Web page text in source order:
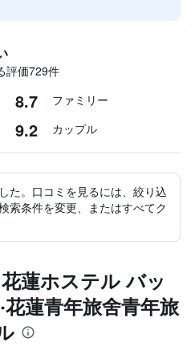
評価729​件
8.7 ファミリー
9.2 カップル
た。口コミを見るには、絞り込
索条件を変更、またはすべてク
蓮ホステル バッ
蓮青年旅舍青年旅